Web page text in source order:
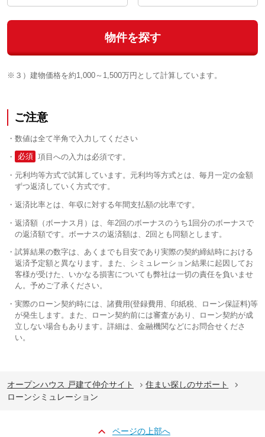
物件を探す
※３）建物価格を約1,000～1,500万円として計算しています。
ご注意
数値は全て半角で入力してください
必須 項目への入力は必須です。
元利均等方式で試算しています。元利均等方式とは、毎月一定の金額
ずつ返済していく方式です。
返済比率とは、年収に対する年間支払額の比率です。
返済額（ボーナス月）は、年2回のボーナスのうち1回分のボーナスで
の返済額です。ボーナスの返済額は、2回とも同額とします。
試算結果の数字は、あくまでも目安であり実際の契約締結時における
返済予定額と異なります。また、シミュレーション結果に起因してお
客様が受けた、いかなる損害についても弊社は一切の責任を負いませ
ん。予めご了承ください。
実際のローン契約時には、諸費用(登録費用、印紙税、ローン保証料)等
が発生します。また、ローン契約前には審査があり、ローン契約が成
立しない場合もあります。詳細は、金融機関などにお問合せくださ
い。
オープンハウス 戸建て仲介サイト
住まい探しのサポート
ローンシミュレーション
ページの上部へ